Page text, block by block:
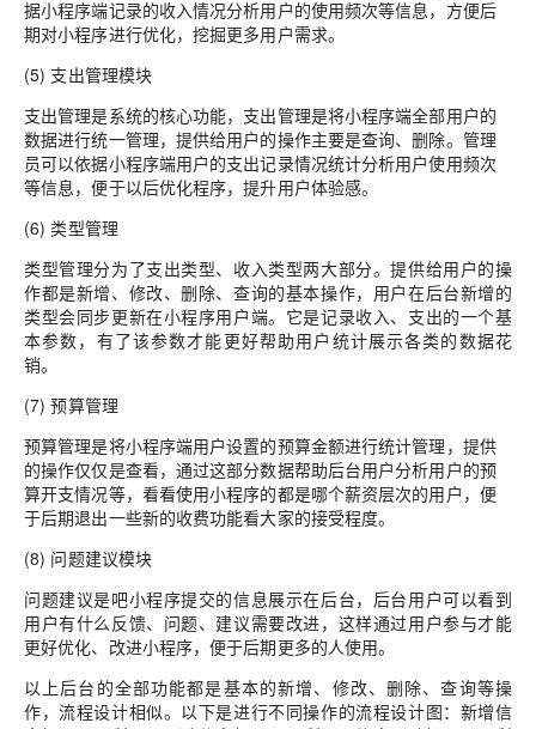
据小程序端记录的收入情况分析用户的使用频次等信息，方便后
期对小程序进行优化，挖掘更多用户需求。
(5) 支出管理模块
支出管理是系统的核心功能，支出管理是将小程序端全部用户的
数据进行统一管理，提供给用户的操作主要是查询、删除。管理
员可以依据小程序端用户的支出记录情况统计分析用户使用频次
等信息，便于以后优化程序，提升用户体验感。
(6) 类型管理
类型管理分为了支出类型、收入类型两大部分。提供给用户的操
作都是新增、修改、删除、查询的基本操作，用户在后台新增的
类型会同步更新在小程序用户端。它是记录收入、支出的一个基
本参数，有了该参数才能更好帮助用户统计展示各类的数据花
销。
(7) 预算管理
预算管理是将小程序端用户设置的预算金额进行统计管理，提供
的操作仅仅是查看，通过这部分数据帮助后台用户分析用户的预
算开支情况等，看看使用小程序的都是哪个薪资层次的用户，便
于后期退出一些新的收费功能看大家的接受程度。
(8) 问题建议模块
问题建议是吧小程序提交的信息展示在后台，后台用户可以看到
用户有什么反馈、问题、建议需要改进，这样通过用户参与才能
更好优化、改进小程序，便于后期更多的人使用。
以上后台的全部功能都是基本的新增、修改、删除、查询等操
作，流程设计相似。以下是进行不同操作的流程设计图：新增信